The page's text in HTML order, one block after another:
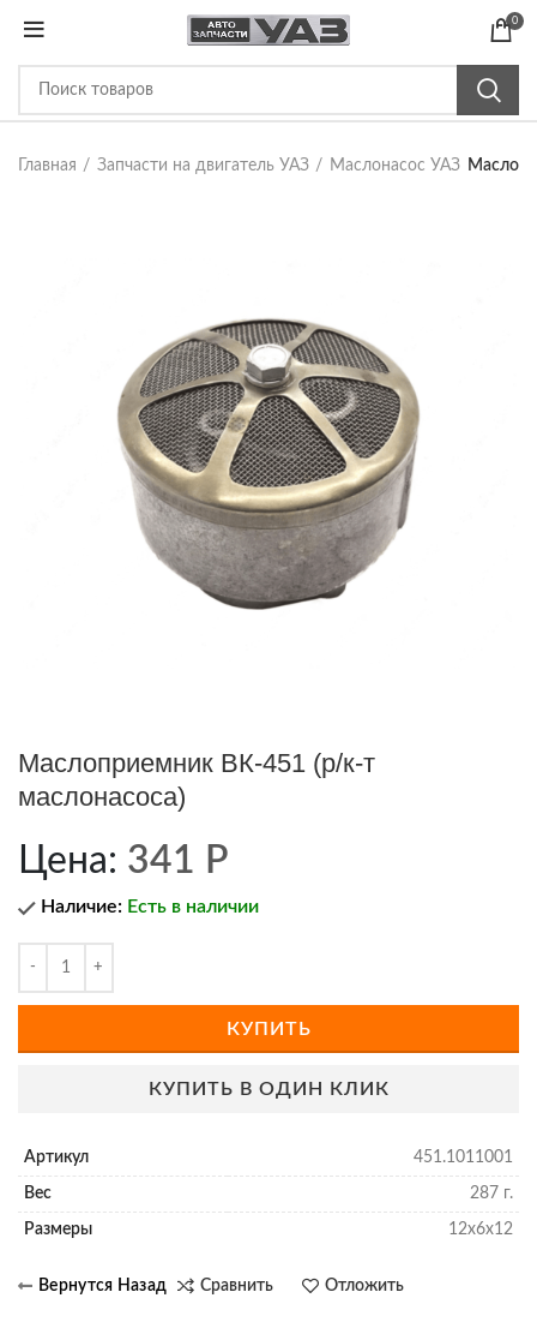
0
Главная Запчасти на двигатель УАЗ Маслонасос УАЗ
Маслоприемник ВК-451 (р/к-т
маслонасоса)
Цена: 341 Р
Наличие: Есть в наличии
КУПИТЬ
КУПИТЬ В ОДИН КЛИК
Артикул 451.1011001
Вес 287 г.
Размеры 12х6х12
Сравнить Отложить